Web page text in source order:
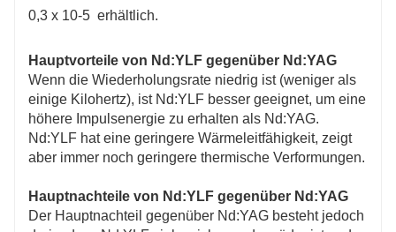
0,3 x 10-5 erhältlich.
Hauptvorteile von Nd:YLF gegenüber Nd:YAG
Wenn die Wiederholungsrate niedrig ist (weniger als
einige Kilohertz), ist Nd:YLF besser geeignet, um eine
höhere Impulsenergie zu erhalten als Nd:YAG.
Nd:YLF hat eine geringere Wärmeleitfähigkeit, zeigt
aber immer noch geringere thermische Verformungen.
Hauptnachteile von Nd:YLF gegenüber Nd:YAG
Der Hauptnachteil gegenüber Nd:YAG besteht jedoch